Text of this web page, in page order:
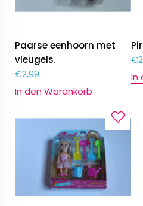
Paarse eenhoorn met
vleugels.
€2,99
In den Warenkorb
€
In